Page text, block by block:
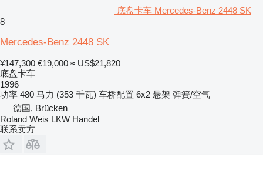
底盘卡车 Mercedes-Benz 2448 SK
8
Mercedes-Benz 2448 SK
¥147,300 €19,000 ≈ US$21,820
底盘卡车
1996
功率 480 马力 (353 千瓦) 车桥配置 6x2 悬架 弹簧/空气
德国, Brücken
Roland Weis LKW Handel
联系卖方